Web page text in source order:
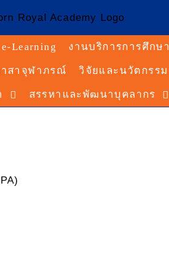
Learning งานบริการการศึกษา
สาจุฬาภรณ์ วิจัยและนวัตกรรม
สรรหาและพัฒนาบุคลากร